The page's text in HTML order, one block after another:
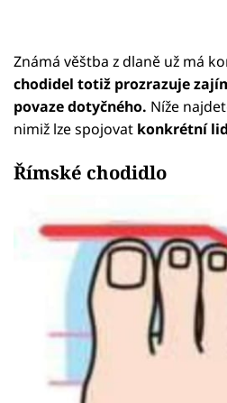
Známá věštba z dlaně už má
chodidel totiž prozrazuje
povaze dotyčného. Níže
nimiž lze spojovat konkrétní
Římské chodidlo